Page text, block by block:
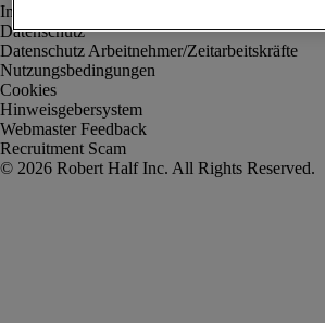
Impressum
Datenschutz
Datenschutz Arbeitnehmer/Zeitarbeitskräfte
Nutzungsbedingungen
Cookies
Hinweisgebersystem
Webmaster Feedback
Recruitment Scam